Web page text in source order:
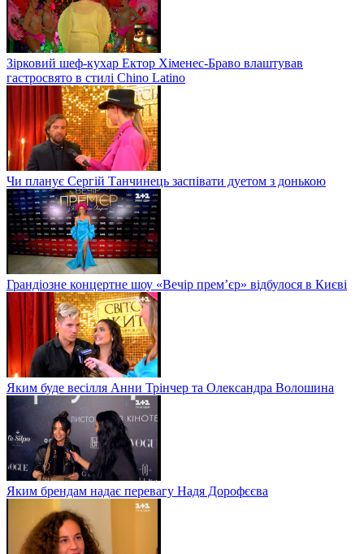
Зірковий шеф-кухар Ектор Хіменес-Браво влаштував
гастросвято в стилі Chino Latino
Чи планує Сергій Танчинець заспівати дуетом з донькою
Грандіозне концертне шоу «Вечір прем’єр» відбулося в Києві
Яким буде весілля Анни Трінчер та Олександра Волошина
Яким брендам надає перевагу Надя Дорофєєва